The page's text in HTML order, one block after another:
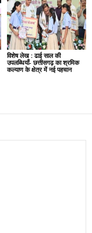
विशेष लेख : ढाई साल की
उपलब्धियाँ- छत्तीसगढ़ का श्रमिक
कल्याण के क्षेत्र में नई पहचान